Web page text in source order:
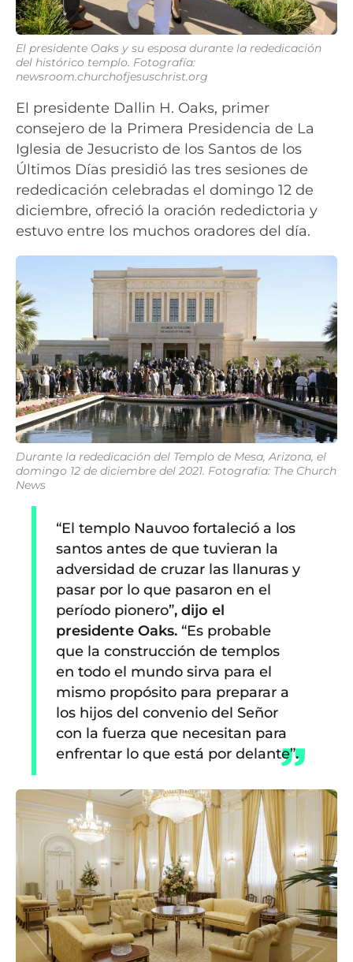
El presidente Oaks y su esposa durante la rededicación
del histórico templo. Fotografía:
newsroom.churchofjesuschrist.org
El presidente Dallin H. Oaks, primer
consejero de la Primera Presidencia de La
Iglesia de Jesucristo de los Santos de los
Últimos Días presidió las tres sesiones de
rededicación celebradas el domingo 12 de
diciembre, ofreció la oración rededictoria y
estuvo entre los muchos oradores del día.
Durante la rededicación del Templo de Mesa, Arizona, el
domingo 12 de diciembre del 2021. Fotografía: The Church
News
“El templo Nauvoo fortaleció a los
santos antes de que tuvieran la
adversidad de cruzar las llanuras y
pasar por lo que pasaron en el
período pionero”, dijo el
presidente Oaks.“Es probable
que la construcción de templos
en todo el mundo sirva para el
mismo propósito para preparar a
los hijos del convenio del Señor
con la fuerza que necesitan para
enfrentar lo que está por delante”.